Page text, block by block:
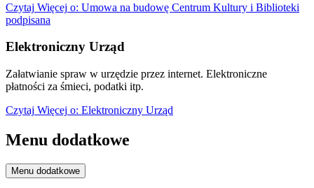
Czytaj Więcej o: Umowa na budowę Centrum Kultury i Biblioteki
podpisana
Elektroniczny Urząd
Załatwianie spraw w urzędzie przez internet. Elektroniczne
płatności za śmieci, podatki itp.
Czytaj Więcej o: Elektroniczny Urząd
Menu dodatkowe
Menu dodatkowe